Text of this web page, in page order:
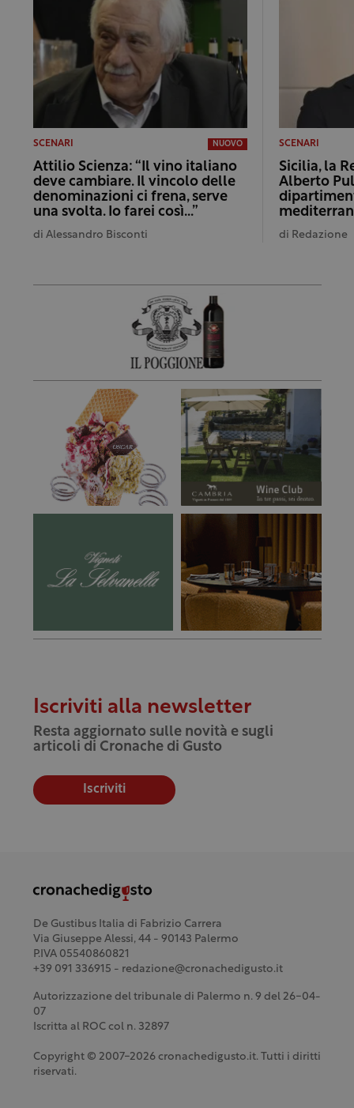
SCENARI NUOVO
Attilio Scienza: “Il vino italiano
deve cambiare. Il vincolo delle
denominazioni ci frena, serve
una svolta. Io farei così…”
di Alessandro Bisconti
SCENARI
Sicilia, la
Alberto
di Redazione
Iscriviti alla newsletter
Resta aggiornato sulle novità e sugli
articoli di Cronache di Gusto
Iscriviti
De Gustibus Italia di Fabrizio Carrera
Via Giuseppe Alessi, 44 - 90143 Palermo
P.IVA 05540860821
+39 091 336915 - redazione@cronachedigusto.it
Autorizzazione del tribunale di Palermo n. 9 del 26-04-
07
Iscritta al ROC col n. 32897
Copyright © 2007-2026 cronachedigusto.it. Tutti i diritti
riservati.